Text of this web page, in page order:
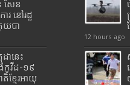
សែន
នៅរដ្ឋ
យបា
ានេះ
កូវីដ-១៩
មែរអាយុ
12 hours ago